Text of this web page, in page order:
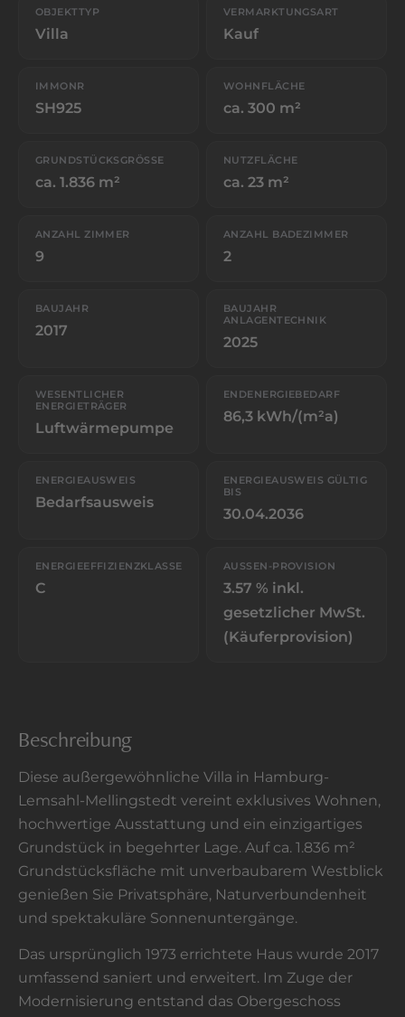
OBJEKTTYP
Villa
VERMARKTUNGSART
Kauf
IMMONR
SH925
WOHNFLÄCHE
ca. 300 m²
GRUNDSTÜCKSGRÖSSE
ca. 1.836 m²
NUTZFLÄCHE
ca. 23 m²
ANZAHL ZIMMER
9
ANZAHL BADEZIMMER
2
BAUJAHR
2017
BAUJAHR
ANLAGENTECHNIK
2025
WESENTLICHER
ENERGIETRÄGER
Luftwärmepumpe
ENDENERGIEBEDARF
86,3 kWh/(m²a)
ENERGIEAUSWEIS
Bedarfsausweis
ENERGIEAUSWEIS GÜLTIG
BIS
30.04.2036
ENERGIEEFFIZIENZKLASSE
C
AUSSEN-PROVISION
3.57 % inkl.
gesetzlicher MwSt.
(Käuferprovision)
Beschreibung
Diese außergewöhnliche Villa in Hamburg-
Lemsahl-Mellingstedt vereint exklusives Wohnen,
hochwertige Ausstattung und ein einzigartiges
Grundstück in begehrter Lage. Auf ca. 1.836 m²
Grundstücksfläche mit unverbaubarem Westblick
genießen Sie Privatsphäre, Naturverbundenheit
und spektakuläre Sonnenuntergänge.
Das ursprünglich 1973 errichtete Haus wurde 2017
umfassend saniert und erweitert. Im Zuge der
Modernisierung entstand das Obergeschoss